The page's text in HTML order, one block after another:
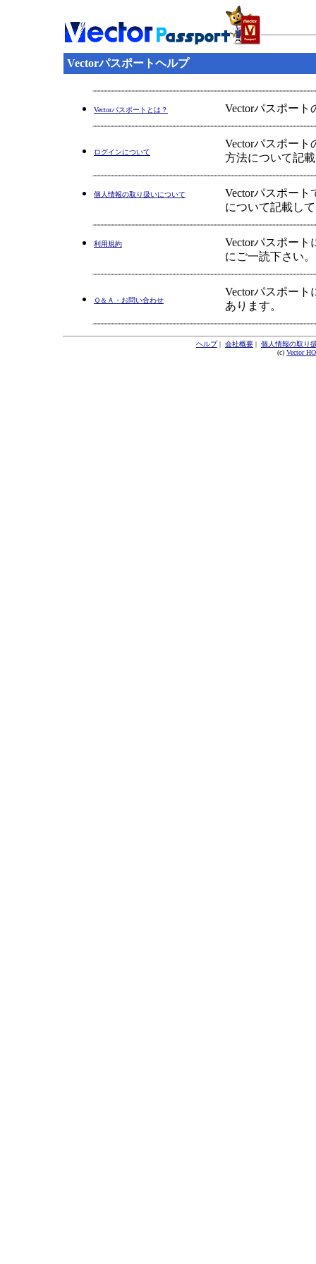
Vectorパスポートヘルプ
Vectorパスポートとは？ Vectorパスポー
ログインについて
Vectorパスポー
方法について記
個人情報の取り扱いについて
Vectorパスポー
について記載し
利用規約
Vectorパスポー
にご一読下さい。
Ｑ＆Ａ・お問い合わせ
Vectorパスポー
あります。
ヘルプ| 会社概要 | 個人情報の取り
(c) Vector